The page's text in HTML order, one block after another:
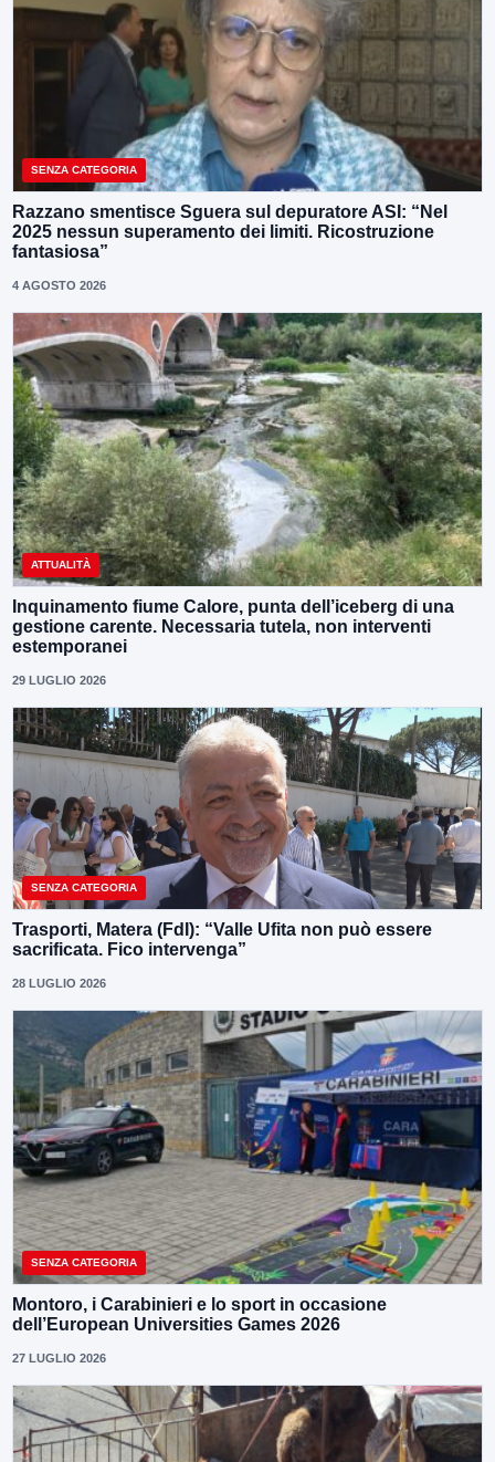
SENZA CATEGORIA
Razzano smentisce Sguera sul depuratore ASI: “Nel
2025 nessun superamento dei limiti. Ricostruzione
fantasiosa”
4 AGOSTO 2026
ATTUALITÀ
Inquinamento fiume Calore, punta dell’iceberg di una
gestione carente. Necessaria tutela, non interventi
estemporanei
29 LUGLIO 2026
SENZA CATEGORIA
Trasporti, Matera (FdI): “Valle Ufita non può essere
sacrificata. Fico intervenga”
28 LUGLIO 2026
SENZA CATEGORIA
Montoro, i Carabinieri e lo sport in occasione
dell’European Universities Games 2026
27 LUGLIO 2026